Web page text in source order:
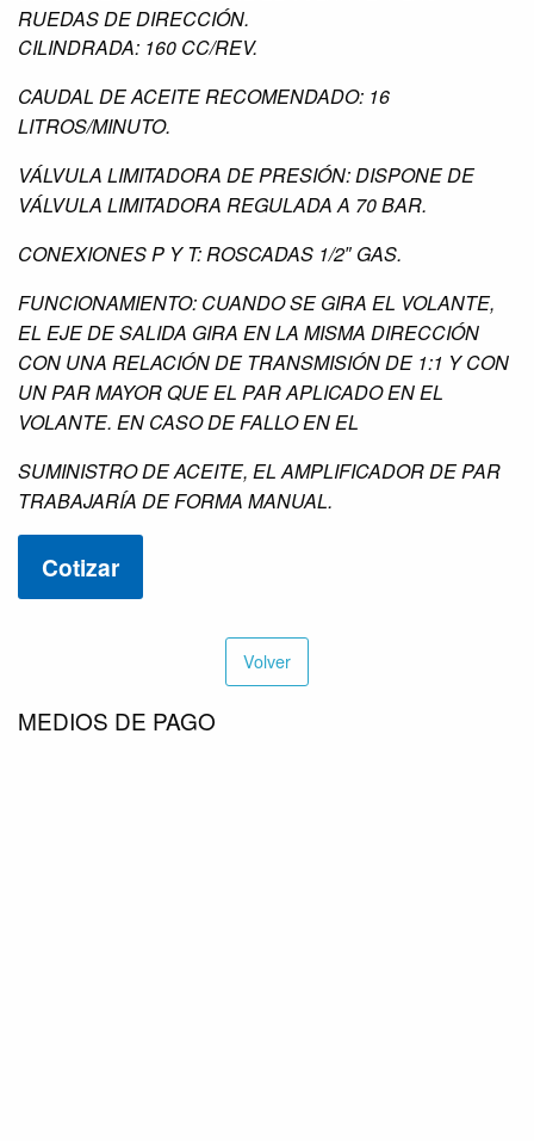
RUEDAS DE DIRECCIÓN.
CILINDRADA: 160 CC/REV.
CAUDAL DE ACEITE RECOMENDADO: 16
LITROS/MINUTO.
VÁLVULA LIMITADORA DE PRESIÓN: DISPONE DE
VÁLVULA LIMITADORA REGULADA A 70 BAR.
CONEXIONES P Y T: ROSCADAS 1/2″ GAS.
FUNCIONAMIENTO: CUANDO SE GIRA EL VOLANTE,
EL EJE DE SALIDA GIRA EN LA MISMA DIRECCIÓN
CON UNA RELACIÓN DE TRANSMISIÓN DE 1:1 Y CON
UN PAR MAYOR QUE EL PAR APLICADO EN EL
VOLANTE. EN CASO DE FALLO EN EL
SUMINISTRO DE ACEITE, EL AMPLIFICADOR DE PAR
TRABAJARÍA DE FORMA MANUAL.
Cotizar
Volver
MEDIOS DE PAGO